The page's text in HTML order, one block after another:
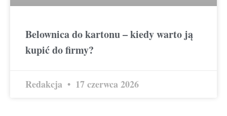
Belownica do kartonu – kiedy warto ją
kupić do firmy?
Redakcja 17 czerwca 2026